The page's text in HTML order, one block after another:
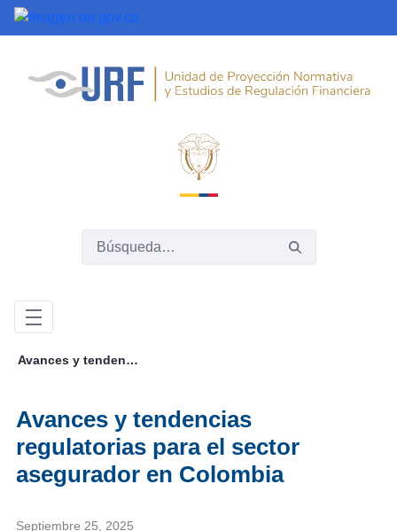
Saltar al contenido principal
Avances y tendencias regulatorias para el sector asegurador en Colombia
Avances y tendencias
regulatorias para el sector
asegurador en Colombia
Septiembre 25, 2025